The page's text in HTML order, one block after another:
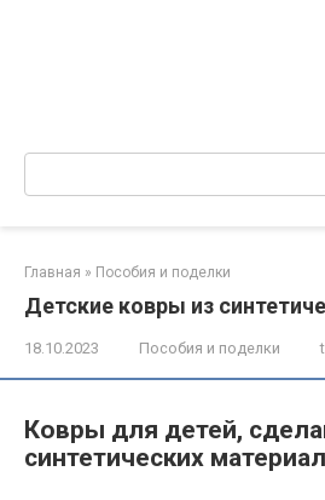
Поиск:
Главная » Пособия и поделки
Детские ковры из
18.10.2023 Пособия и поделки
Ковры для детей,
синтетических